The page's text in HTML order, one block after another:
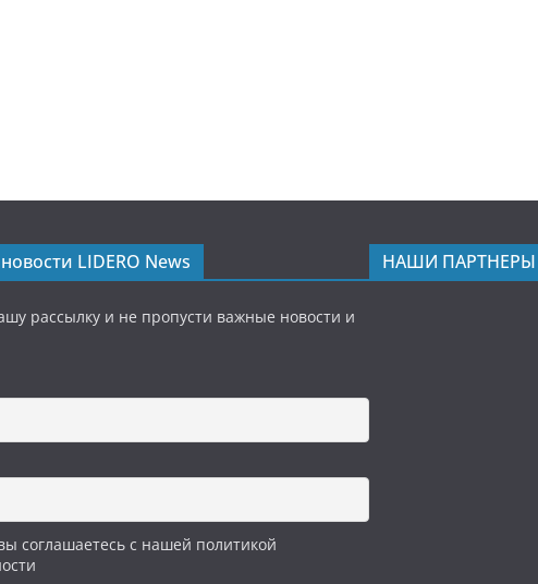
LIDERO News
рассылку и не пропусти важные новости и
соглашаетесь с нашей политикой
НАШИ ПАРТНЕРЫ